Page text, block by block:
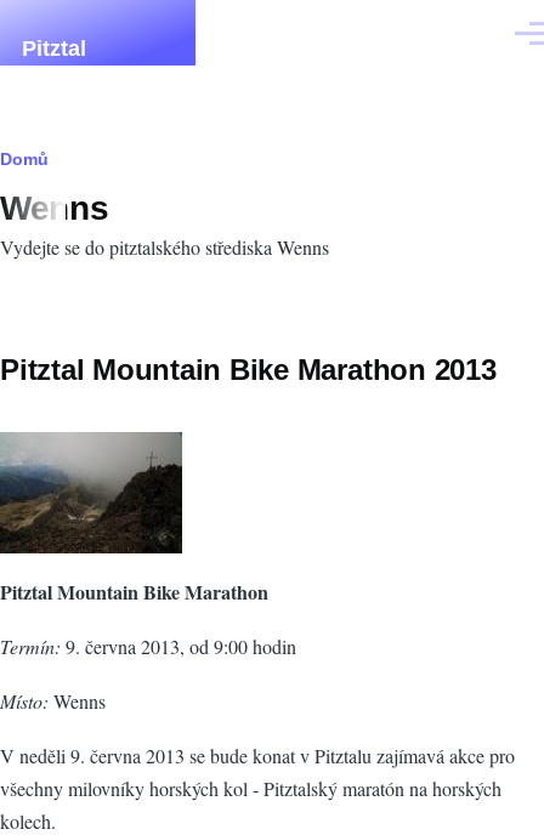
Pitztal
Drobečková
navigace
Domů
Wenns
Vydejte se do pitztalského střediska Wenns
Pitztal Mountain Bike Marathon 2013
Pitztal Mountain Bike Marathon
Termín: 9. června 2013, od 9:00 hodin
Místo: Wenns
V neděli 9. června 2013 se bude konat v Pitztalu zajímavá akce pro
všechny milovníky horských kol - Pitztalský maratón na horských
kolech.